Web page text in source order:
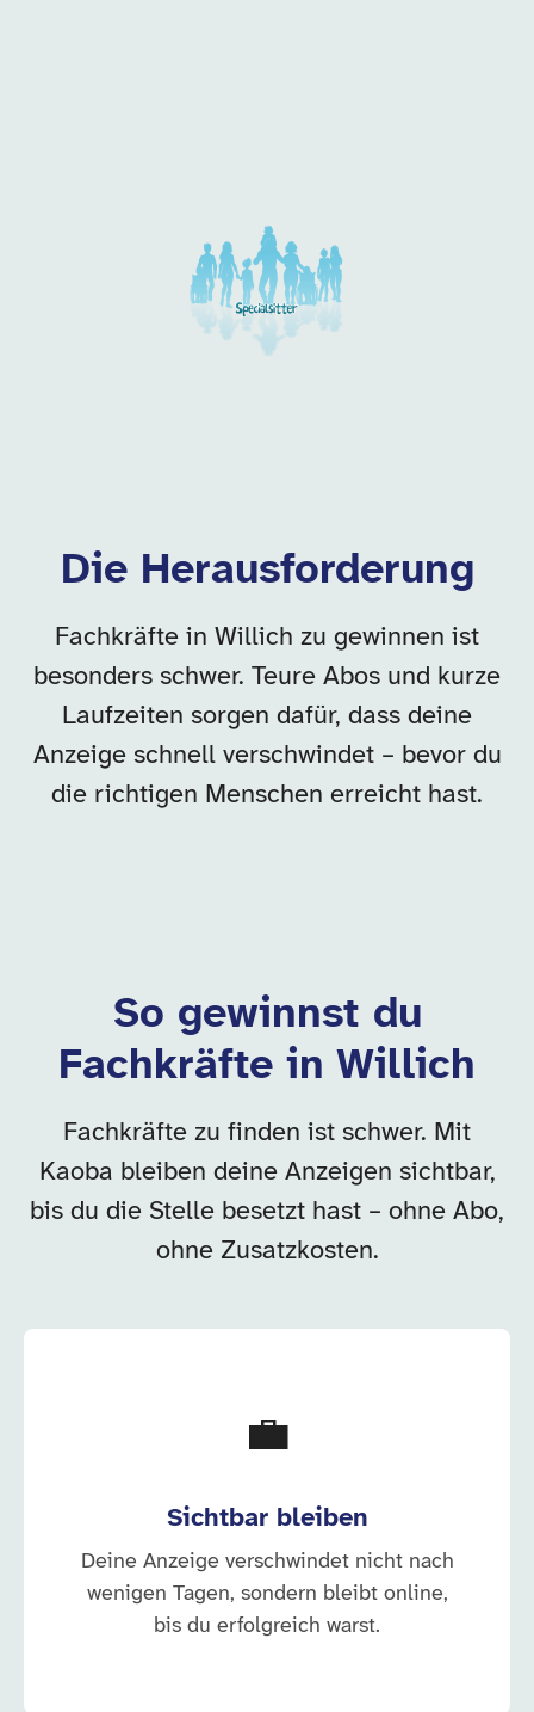
Unsere Arbeitgeber in
Die Herausforderung
Fachkräfte in Willich zu gewinnen ist
besonders schwer. Teure Abos und kurze
Laufzeiten sorgen dafür, dass deine
Anzeige schnell verschwindet – bevor du
die richtigen Menschen erreicht hast.
So gewinnst du
Fachkräfte in Willich
Fachkräfte zu finden ist schwer. Mit
Kaoba bleiben deine Anzeigen sichtbar,
bis du die Stelle besetzt hast – ohne Abo,
ohne Zusatzkosten.
💼
Sichtbar bleiben
Deine Anzeige verschwindet nicht nach
wenigen Tagen, sondern bleibt online,
bis du erfolgreich warst.